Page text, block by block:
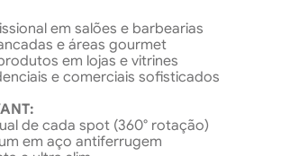
em salões e barbearias
e áreas gourmet
em lojas e vitrines
e comerciais sofisticados
de cada spot (360° rotação)
em aço antiferrugem